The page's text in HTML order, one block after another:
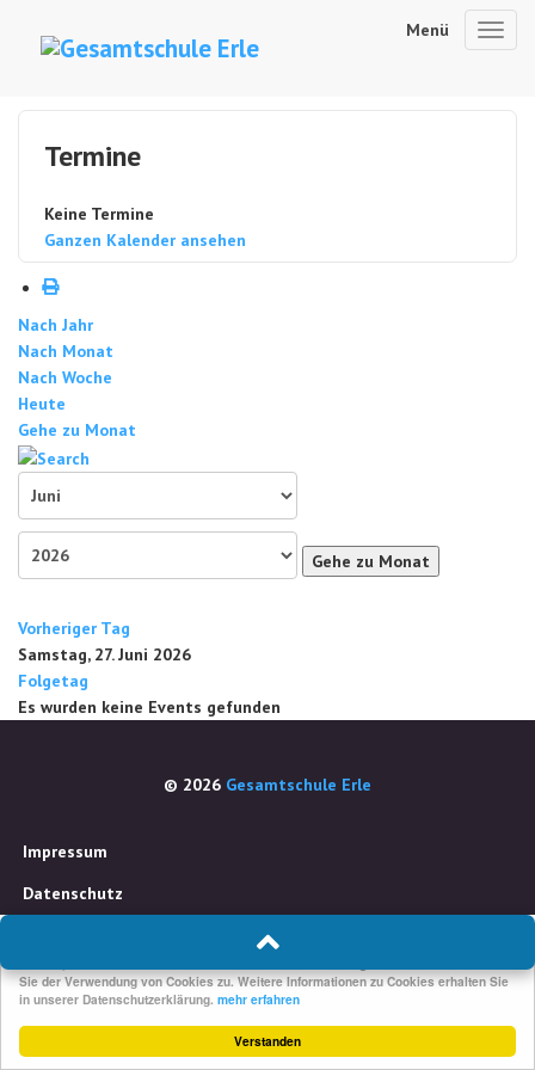
Verstanden
Um unsere Webseite für Sie optimal zu gestalten und fortlaufend verbessern zu
Sie der Verwendung von Cookies zu. Weitere Informationen zu Cookies erhalten Sie
in unserer Datenschutzerklärung. mehr erfahren
Menü
Termine
Keine Termine
Ganzen Kalender ansehen
Nach Jahr
Nach Monat
Nach Woche
Heute
Gehe zu Monat
Gehe zu Monat
Vorheriger Tag
Samstag, 27. Juni 2026
Folgetag
Es wurden keine Events gefunden
© 2026 Gesamtschule Erle
Impressum
Datenschutz